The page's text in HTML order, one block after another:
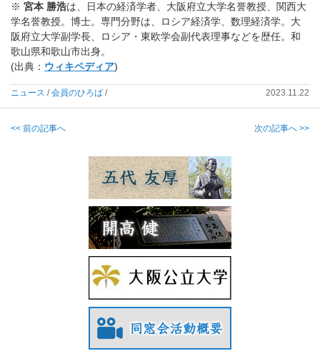
※ 宮本 勝浩は、日本の経済学者、大阪府立大学名誉教授、関西大
学名誉教授。博士。専門分野は、ロシア経済学、数理経済学。大
阪府立大学副学長、ロシア・東欧学会副代表理事などを歴任。和
歌山県和歌山市出身。
(出典： ウィキペディア)
ニュース /会員のひろば / 2023.11.22
<< 前の記事へ 次の記事へ >>